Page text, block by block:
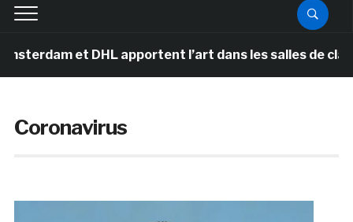
et DHL apportent l’art dans les salles de classe des
Coronavirus